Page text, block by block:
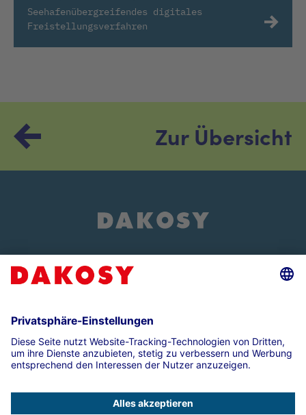
Seehafenübergreifendes digitales
Freistellungsverfahren
Zur Übersicht
Events und Veranstaltungen